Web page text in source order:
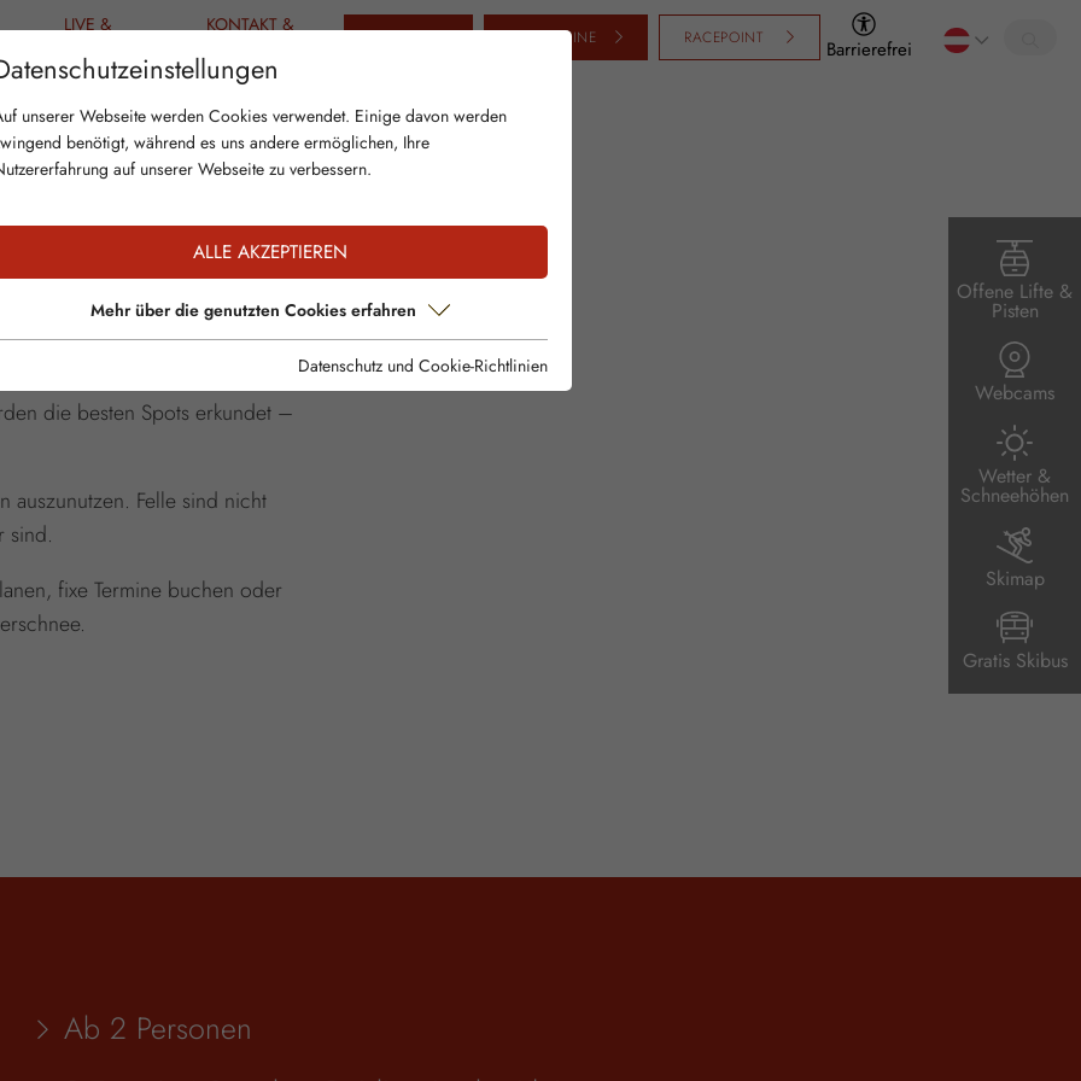
LIVE &
KONTAKT &
GUTSCHEINE RACEPOINT Barrierefrei
Offene Lifte &
Pisten
Webcams
Wetter &
Schneehöhen
Skimap
Gratis Skibus
WOCHENENDE
Abenteuer, exklusiv für Frauen, ein.
die besten Spots erkundet –
auszunutzen. Felle sind nicht
sind.
fixe Termine buchen oder
Ab 2 Personen
unserer Webseite werden Cookies verwendet. Einige davon werden
benötigt, während es uns andere ermöglichen, Ihre
auf unserer Webseite zu verbessern.
ALLE AKZEPTIEREN
Mehr über die genutzten Cookies erfahren
Datenschutz und Cookie-Richtlinien